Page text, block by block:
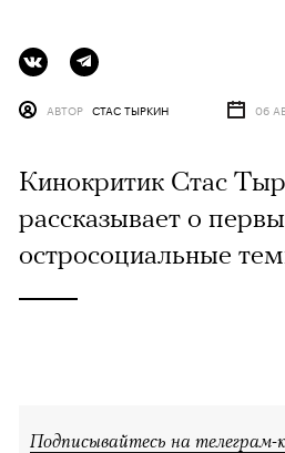
АВТОР СТАС ТЫРКИН 06
Кинокритик Стас
рассказывает о
остросоциальные
Подписывайтесь на